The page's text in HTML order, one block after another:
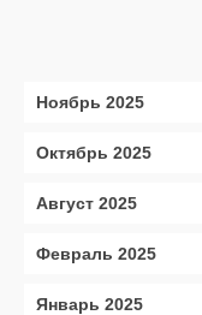
Ноябрь 2025
Октябрь 2025
Август 2025
Февраль 2025
Январь 2025